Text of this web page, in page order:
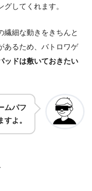
してくれます。
繊細な動きをきちんと
あるため、バトロワゲ
ッドは敷いておきたい
ムパフ
よ。